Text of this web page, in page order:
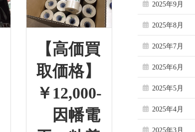
【高価買
取価格】
￥12,000-
因幡電
2025年9月
2025年8月
2025年7月
2025年6月
2025年5月
2025年4月
2025年3月